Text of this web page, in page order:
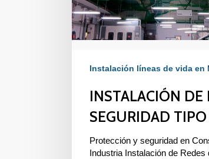
Instalación líneas de vida en
INSTALACIÓN DE
SEGURIDAD TIPO
Protección y seguridad en
Industria Instalación de Redes